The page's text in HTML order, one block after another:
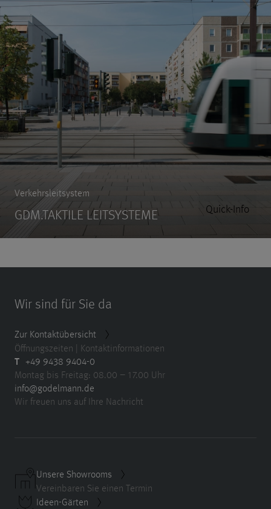
Verkehrsleitsystem
GDM.TAKTILE LEITSYSTEME Quick-Info
Wir sind für Sie da
Zur Kontaktübersicht
Öffnungszeiten | Kontaktinformationen
T +49 9438 9404-0
Montag bis Freitag: 08.00 – 17.00 Uhr
info@godelmann.de
Wir freuen uns auf Ihre Nachricht
Unsere Showrooms
Vereinbaren Sie einen Termin
Ideen-Gärten